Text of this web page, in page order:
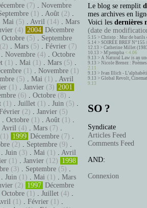
(7) . Novembre
(1) . Août (2) .
Mai (5) . Avril (14) . Mars
(4) 2004 Décembre
Octobre (5) . Septembre
(2) . Mars (5) . Février (7)
. Novembre (4) . Octobre
(1) . Mai (1) . Mars (5) .
(1) . Novembre (1)
(5) . Mai (1) . Avril
(1) . Janvier (3) 2001
(6) . Octobre (8) .
(1) . Juillet (1) . Juin (5) .
(2) . Janvier (5)
. Octobre (1) . Août (1) .
Avril (4) . Mars (7) .
(1) 1999 Décembre (7) .
(2) . Septembre (9) .
. Juin (3) . Mai (1) . Avril
(1) . Janvier (12) 1998
(3) . Septembre (5) .
. Juin (1) . Mai (1) . Mars
(2) 1997 Décembre
Octobre (1) . Juillet (4) .
(1) . Février (1) .
Le blog se remplit
mes archives en
Voici les dernières
(date de
5.15 > Christo : Mur de barils
5.14 > SOIRÉE BREF
12.13 > Catherine Millet
10.13 > M'pempba < 4.06
9.13 > A Natural Law is an
9.13 > Nicole Brenez :
2.11
9.13 > Ivan Illich -
9.13 > Global Revolt,
9.13
SO ?
Syndicate
Articles Feed
Comments Feed
AND:
Connexion